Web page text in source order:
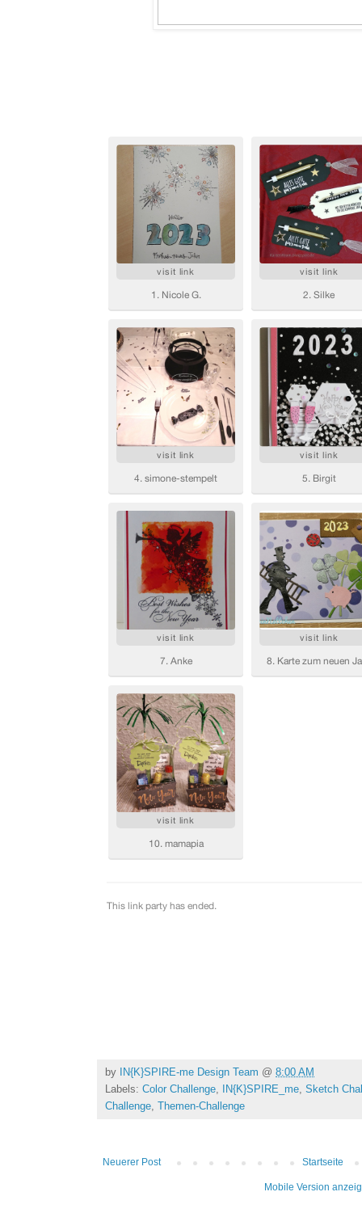
by IN{K}SPIRE-me Design Team @ 8:00 AM
Labels: Color Challenge IN{K}SPIRE_me Sketch
Challenge Themen-Challenge
Neuerer Post Startseite
Mobile Version